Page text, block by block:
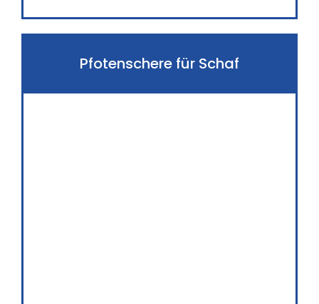
Pfotenschere für Schaf